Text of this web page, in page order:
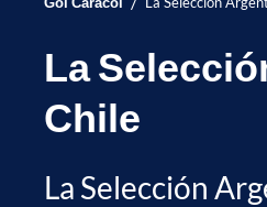
La
Chile
La Selección